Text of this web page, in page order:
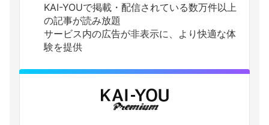
KAI-YOUで掲載・配信されている数万件以上
の記事が読み放題
サービス内の広告が非表示に、より快適な体
験を提供